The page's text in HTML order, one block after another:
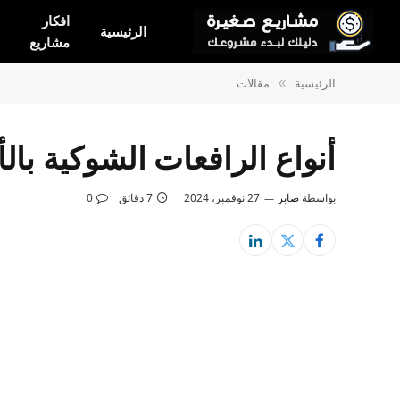
الرئيسية
افكار
مشاريع
الرئيسية » مقالات
أنواع الرافعات الشوكية
بواسطة صابر 27 نوفمبر، 2024 7 دقائق 0